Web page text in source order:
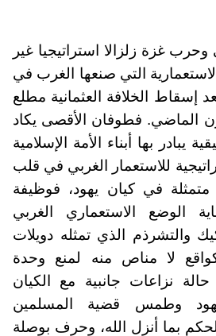
غزة زلزالا استراتيجيا غير
التي صنعها الغرب في
إسقاط الخلافة العثمانية مطلع
الماضي. فطوفان الأقصى يكاد
يبادر بها أبناء الأمة الإسلامية
للاستعمار الغربي في قلب
متمثلة في كيان يهود، فوظيفة
الوضع الاستعماري الغربي
والتشرذم الذي تمثله دويلات
كواقع لا مناص منه لمنع وحدة
نزاعات جانبية مع الكيان
وطمس قضية المسلمين
بما أنزل الله، وحرف بوصلة